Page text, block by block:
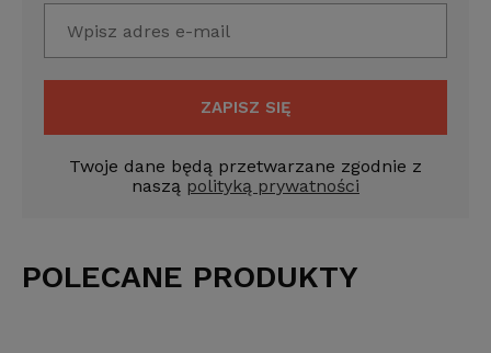
ZAPISZ SIĘ
Twoje dane będą przetwarzane zgodnie z
naszą polityką prywatności
POLECANE PRODUKTY